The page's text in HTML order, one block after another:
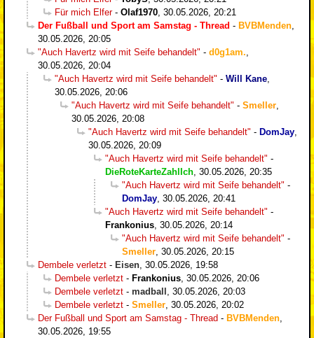
Für mich Elfer- Olaf1970 30.05.2026, 20:21
Der Fußball und Sport am Samstag - Thread - BVBMenden
30.05.2026, 20:05
"Auch Havertz wird mit Seife behandelt" - d0g1am.
30.05.2026, 20:04
"Auch Havertz wird mit Seife behandelt" - Will Kane
30.05.2026, 20:06
"Auch Havertz wird mit Seife behandelt" - Smeller
30.05.2026, 20:08
"Auch Havertz wird mit Seife behandelt" - DomJay
30.05.2026, 20:09
"Auch Havertz wird mit Seife behandelt" -
DieRoteKarteZahlIch 30.05.2026, 20:35
"Auch Havertz wird mit Seife behandelt" -
DomJay 30.05.2026, 20:41
"Auch Havertz wird mit Seife behandelt" -
Frankonius 30.05.2026, 20:14
"Auch Havertz wird mit Seife behandelt" -
Smeller 30.05.2026, 20:15
Dembele verletzt - Eisen 30.05.2026, 19:58
Dembele verletzt - Frankonius 30.05.2026, 20:06
Dembele verletzt - madball
30.05.2026, 20:03
Dembele verletzt - Smeller 30.05.2026, 20:02
Der Fußball und Sport am Samstag - Thread - BVBMenden
30.05.2026, 19:55